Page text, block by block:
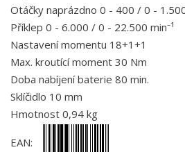
Otáčky naprázdno 0 - 400 / 0 - 1.500
Příklep 0 - 6.000 / 0 - 22.500 min⁻¹
Nastavení momentu 18+1+1
Max. kroutící moment 30 Nm
Doba nabíjení baterie 80 min.
Sklíčidlo 10 mm
Hmotnost 0,94 kg
EAN: